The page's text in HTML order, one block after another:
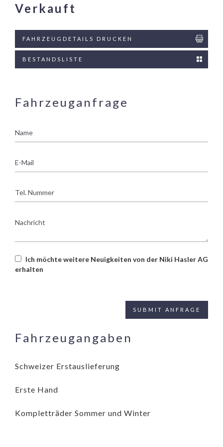
Verkauft
FAHRZEUGDETAILS DRUCKEN
BESTANDSLISTE
Fahrzeuganfrage
Mail
Nummer
Ich möchte weitere Neuigkeiten von der Niki Hasler AG
erhalten
Fahrzeugangaben
Schweizer Erstauslieferung
Erste Hand
Kompletträder Sommer und Winter